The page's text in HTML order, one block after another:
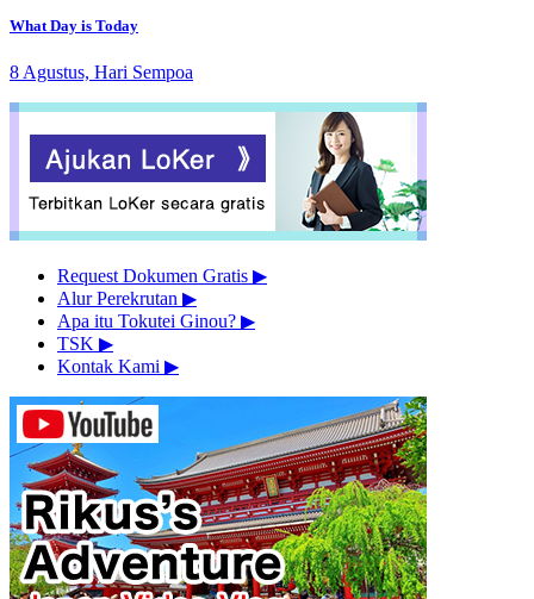
What Day is Today
8 Agustus, Hari Sempoa
Request Dokumen Gratis ▶︎
Alur Perekrutan ▶︎
Apa itu Tokutei Ginou? ▶︎
TSK ▶︎
Kontak Kami ▶︎